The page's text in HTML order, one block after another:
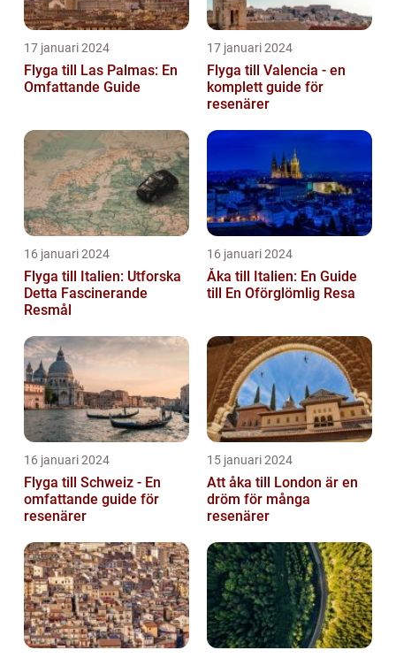
17 januari 2024
Flyga till Las Palmas: En
Omfattande Guide
17 januari 2024
Flyga till Valencia - en
komplett guide för
resenärer
16 januari 2024
Flyga till Italien: Utforska
Detta Fascinerande
Resmål
16 januari 2024
Åka till Italien: En Guide
till En Oförglömlig Resa
16 januari 2024
Flyga till Schweiz - En
omfattande guide för
resenärer
15 januari 2024
Att åka till London är en
dröm för många
resenärer